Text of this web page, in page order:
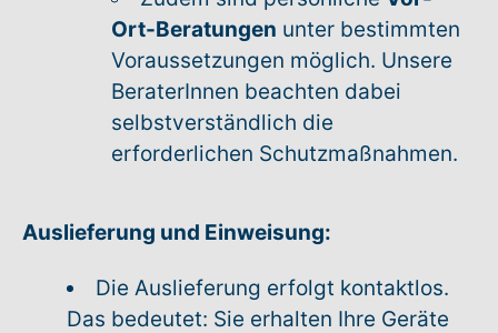
Ort-Beratungen unter bestimmten
Voraussetzungen möglich. Unsere
BeraterInnen beachten dabei
selbstverständlich die
erforderlichen Schutzmaßnahmen.
Auslieferung und Einweisung:
Die Auslieferung erfolgt kontaktlos.
Das bedeutet: Sie erhalten Ihre Geräte